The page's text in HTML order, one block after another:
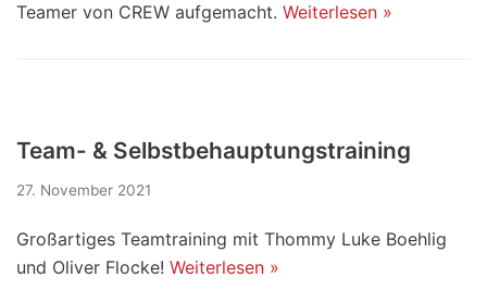
Teamer von CREW aufgemacht. Weiterlesen »
Team- & Selbstbehauptungstraining
27. November 2021
Großartiges Teamtraining mit Thommy Luke Boehlig
und Oliver Flocke! Weiterlesen »